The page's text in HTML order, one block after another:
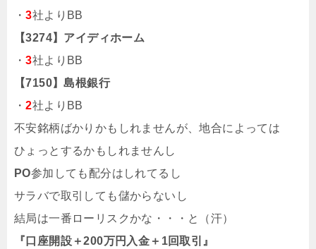
・3社よりBB
【3274】アイディホーム
・3社よりBB
【7150】島根銀行
・2社よりBB
不安銘柄ばかりかもしれませんが、地合によっては
ひょっとするかもしれませんし
PO参加しても配分はしれてるし
サラバで取引しても儲からないし
結局は一番ローリスクかな・・・と（汗）
『口座開設＋200万円入金＋1回取引』